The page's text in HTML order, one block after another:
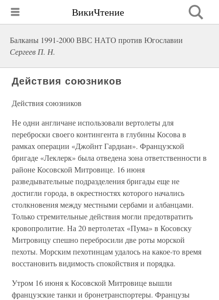
ВикиЧтение
Балканы 1991-2000 ВВС НАТО против Югославии
Сергеев П. Н.
Действия союзников
Действия союзников
Не одни англичане использовали вертолеты для
переброски своего контингента в глубины Косова в
рамках операции «Джойнт Гардиан». Французской
бригаде «Леклерк» была отведена зона ответственности в
районе Косовской Митровице. 16 июня
разведывательные подразделения бригады еще не
достигли города, в окрестностях которого начались
столкновения между местными сербами и албанцами.
Только стремительные действия могли предотвратить
кровопролитие. На 20 вертолетах «Пума» в Косовску
Митровицу спешно перебросили две роты морской
пехоты. Морским пехотинцам удалось на какое-то время
восстановить видимость спокойствия и порядка.
Утром 16 июня к Косовской Митровице вышли
французские танки и бронетранспортеры. Французы